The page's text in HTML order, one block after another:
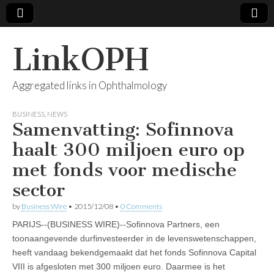
LinkOPH
Aggregated links in Ophthalmology
BUSINESS NEWS
Samenvatting: Sofinnova
haalt 300 miljoen euro op
met fonds voor medische
sector
by Business Wire • 2015/12/08 • 0 Comments
PARIJS--(BUSINESS WIRE)--Sofinnova Partners, een
toonaangevende durfinvesteerder in de levenswetenschappen,
heeft vandaag bekendgemaakt dat het fonds Sofinnova Capital
VIII is afgesloten met 300 miljoen euro. Daarmee is het